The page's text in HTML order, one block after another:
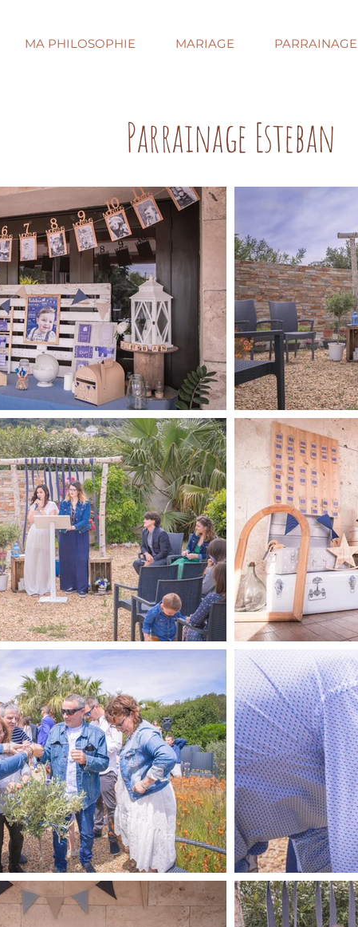
MA PHILOSOPHIE MARIAGE PARRAINAGE
Parrainage Esteban